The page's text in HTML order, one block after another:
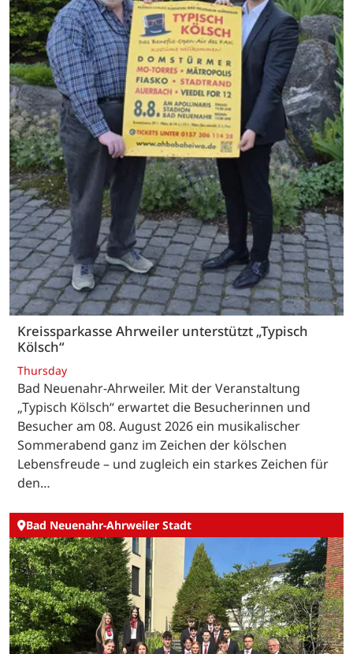
Kreissparkasse Ahrweiler unterstützt „Typisch
Kölsch“
Thursday
Bad Neuenahr-Ahrweiler. Mit der Veranstaltung
„Typisch Kölsch“ erwartet die Besucherinnen und
Besucher am 08. August 2026 ein musikalischer
Sommerabend ganz im Zeichen der kölschen
Lebensfreude – und zugleich ein starkes Zeichen für
den…
Bad Neuenahr-Ahrweiler Stadt